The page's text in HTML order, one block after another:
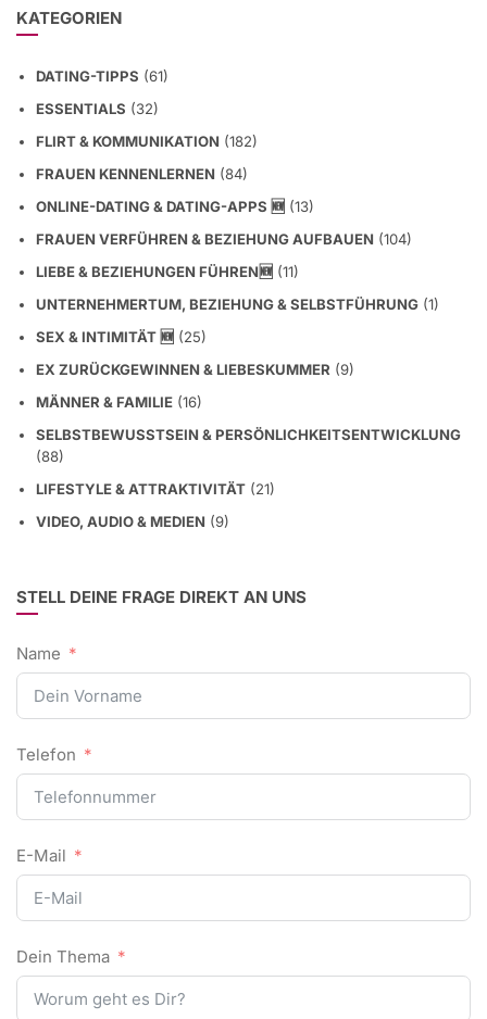
KATEGORIEN
DATING-TIPPS (61)
ESSENTIALS (32)
FLIRT & KOMMUNIKATION (182)
FRAUEN KENNENLERNEN (84)
ONLINE-DATING & DATING-APPS 🆕 (13)
FRAUEN VERFÜHREN & BEZIEHUNG AUFBAUEN (104)
LIEBE & BEZIEHUNGEN FÜHREN🆕 (11)
UNTERNEHMERTUM, BEZIEHUNG & SELBSTFÜHRUNG (1)
SEX & INTIMITÄT 🆕 (25)
EX ZURÜCKGEWINNEN & LIEBESKUMMER (9)
MÄNNER & FAMILIE (16)
SELBSTBEWUSSTSEIN & PERSÖNLICHKEITSENTWICKLUNG
(88)
LIFESTYLE & ATTRAKTIVITÄT (21)
VIDEO, AUDIO & MEDIEN (9)
STELL DEINE FRAGE DIREKT AN UNS
Name
Telefon
E-Mail
Dein Thema